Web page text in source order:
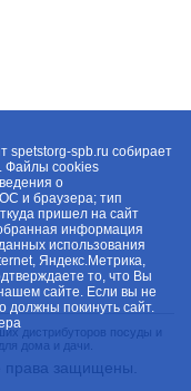
дистрибуторов посуды и
дома и дачи.
защищены.
spetstorg-spb.ru собирает
Файлы cookies
о
и браузера; тип
пришел на сайт
информация
использования
Яндекс.Метрика,
то, что Вы
сайте. Если вы не
должны покинуть сайт.